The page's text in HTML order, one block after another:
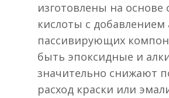
изготовлены на
кислоты с
пассивирующих
быть эпоксидные и
значительно снижают
расход краски или